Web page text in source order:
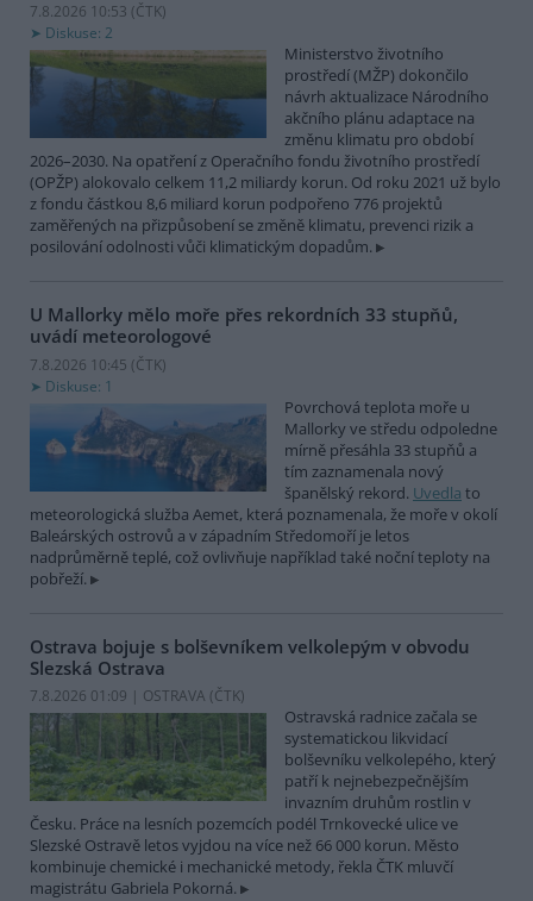
7.8.2026 10:53 (ČTK)
Diskuse: 2
Ministerstvo životního
prostředí (MŽP) dokončilo
návrh aktualizace Národního
akčního plánu adaptace na
změnu klimatu pro období
2026–2030. Na opatření z Operačního fondu životního prostředí
(OPŽP) alokovalo celkem 11,2 miliardy korun. Od roku 2021 už bylo
z fondu částkou 8,6 miliard korun podpořeno 776 projektů
zaměřených na přizpůsobení se změně klimatu, prevenci rizik a
posilování odolnosti vůči klimatickým dopadům.
U Mallorky mělo moře přes rekordních 33 stupňů,
uvádí meteorologové
7.8.2026 10:45 (ČTK)
Diskuse: 1
Povrchová teplota moře u
Mallorky ve středu odpoledne
mírně přesáhla 33 stupňů a
tím zaznamenala nový
španělský rekord. Uvedla to
meteorologická služba Aemet, která poznamenala, že moře v okolí
Baleárských ostrovů a v západním Středomoří je letos
nadprůměrně teplé, což ovlivňuje například také noční teploty na
pobřeží.
Ostrava bojuje s bolševníkem velkolepým v obvodu
Slezská Ostrava
7.8.2026 01:09 | OSTRAVA (ČTK)
Ostravská radnice začala se
systematickou likvidací
bolševníku velkolepého, který
patří k nejnebezpečnějším
invazním druhům rostlin v
Česku. Práce na lesních pozemcích podél Trnkovecké ulice ve
Slezské Ostravě letos vyjdou na více než 66 000 korun. Město
kombinuje chemické i mechanické metody, řekla ČTK mluvčí
magistrátu Gabriela Pokorná.